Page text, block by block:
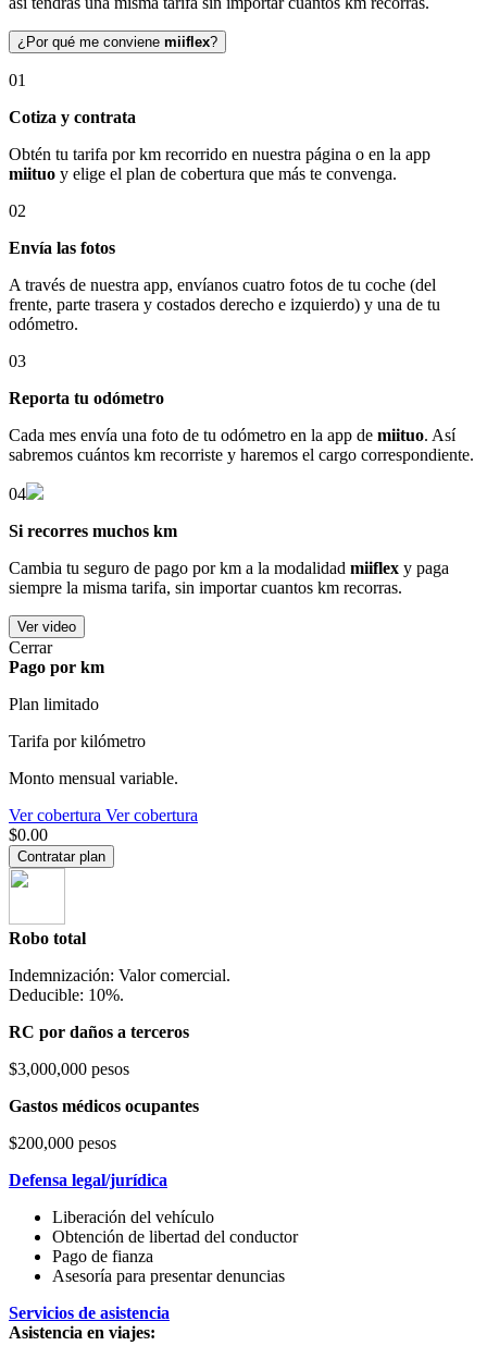
¿Por qué me conviene miiflex?
01
Cotiza y contrata
Obtén tu tarifa por km recorrido en nuestra página o en la app
miituo y elige el plan de cobertura que más te convenga.
02
Envía las fotos
A través de nuestra app, envíanos cuatro fotos de tu coche (del
frente, parte trasera y costados derecho e izquierdo) y una de tu
odómetro.
03
Reporta tu odómetro
Cada mes envía una foto de tu odómetro en la app de miituo. Así
sabremos cuántos km recorriste y haremos el cargo correspondiente.
04
Si recorres muchos km
Cambia tu seguro de pago por km a la modalidad miiflex y paga
siempre la misma tarifa, sin importar cuantos km recorras.
Ver video
Cerrar
Pago por km
Plan limitado
Tarifa por kilómetro
Monto mensual variable.
Ver cobertura Ver cobertura
$0.00
Contratar plan
Robo total
Indemnización: Valor comercial.
Deducible: 10%.
RC por daños a terceros
$3,000,000 pesos
Gastos médicos ocupantes
$200,000 pesos
Defensa legal/jurídica
Liberación del vehículo
Obtención de libertad del conductor
Pago de fianza
Asesoría para presentar denuncias
Servicios de asistencia
Asistencia en viajes: